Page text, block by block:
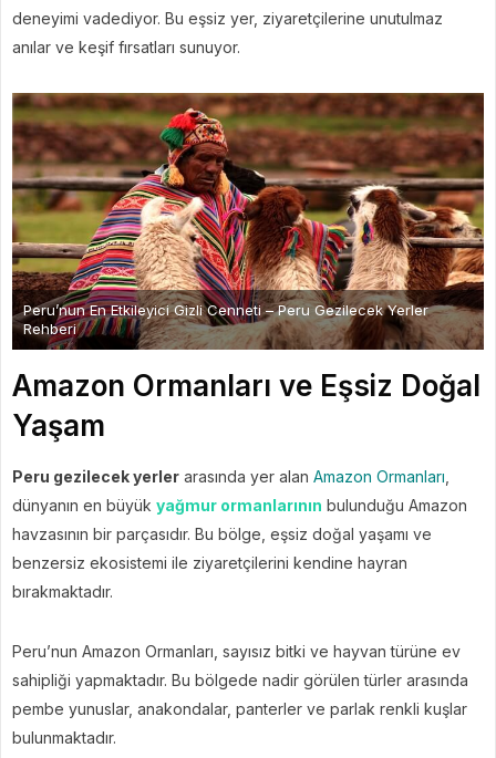
deneyimi vadediyor. Bu eşsiz yer, ziyaretçilerine unutulmaz
anılar ve keşif fırsatları sunuyor.
Peru’nun En Etkileyici Gizli Cenneti – Peru Gezilecek Yerler
Rehberi
Amazon Ormanları ve Eşsiz Doğal
Yaşam
Peru gezilecek yerler arasında yer alan Amazon Ormanları
dünyanın en büyük yağmur ormanlarının bulunduğu Amazon
havzasının bir parçasıdır. Bu bölge, eşsiz doğal yaşamı ve
benzersiz ekosistemi ile ziyaretçilerini kendine hayran
bırakmaktadır.
Peru’nun Amazon Ormanları, sayısız bitki ve hayvan türüne ev
sahipliği yapmaktadır. Bu bölgede nadir görülen türler arasında
pembe yunuslar, anakondalar, panterler ve parlak renkli kuşlar
bulunmaktadır.